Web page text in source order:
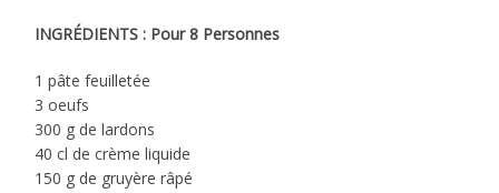
INGRÉDIENTS : Pour 8 Personnes
1 pâte feuilletée
3 oeufs
300 g de lardons
40 cl de crème liquide
150 g de gruyère râpé